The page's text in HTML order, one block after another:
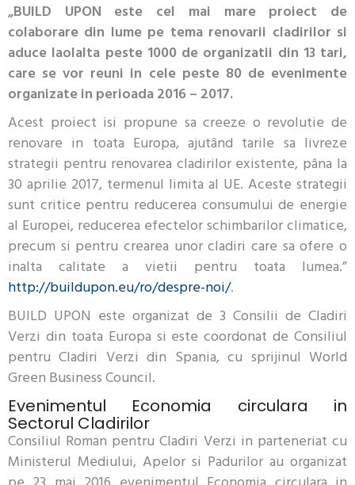
„BUILD UPON este cel mai mare proiect de
colaborare din lume pe tema renovarii cladirilor si
aduce laolalta peste 1000 de organizatii din 13 tari,
care se vor reuni in cele peste 80 de evenimente
organizate in perioada 2016 – 2017.
Acest proiect isi propune sa creeze o revolutie de
renovare in toata Europa, ajutând tarile sa livreze
strategii pentru renovarea cladirilor existente, pâna la
30 aprilie 2017, termenul limita al UE. Aceste strategii
sunt critice pentru reducerea consumului de energie
al Europei, reducerea efectelor schimbarilor climatice,
precum si pentru crearea unor cladiri care sa ofere o
inalta calitate a vietii pentru toata lumea.”
http://buildupon.eu/ro/despre-noi/.
BUILD UPON este organizat de 3 Consilii de Cladiri
Verzi din toata Europa si este coordonat de Consiliul
pentru Cladiri Verzi din Spania, cu sprijinul World
Green Business Council.
Evenimentul Economia circulara in
Sectorul Cladirilor
Consiliul Roman pentru Cladiri Verzi in parteneriat cu
Ministerul Mediului, Apelor si Padurilor au organizat